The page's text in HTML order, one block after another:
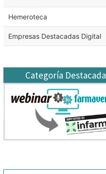
Hemeroteca
Empresas Destacadas Digital
Categoría Destacada